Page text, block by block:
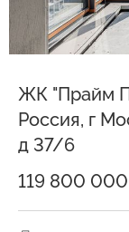
ЖК "Прайм
Россия, г
д 37/6
119 800